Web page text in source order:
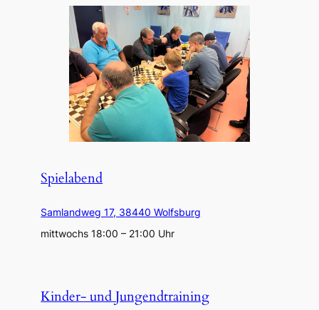
Spielabend
Samlandweg 17, 38440 Wolfsburg
mittwochs 18:00 – 21:00 Uhr
Kinder- und Jungendtraining